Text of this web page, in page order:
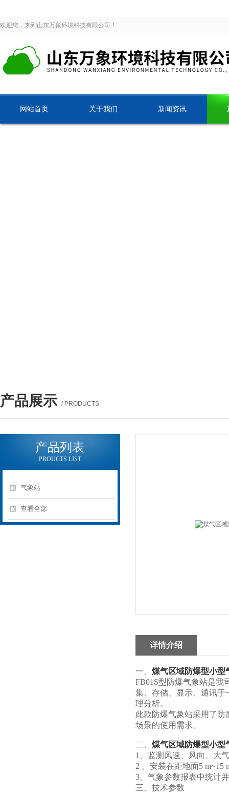
欢迎您，来到山东万象环境科技有限公司！
网站首页 关于我们 新闻资讯
产品展示 / PRODUCTS
产品列表
PROUCTS LIST
气象站
查看全部
详情介绍
一、 煤气区域防爆型小型
FB01S型防爆气象站是我
集、存储、显示、通讯于
理分析。
此款防爆气象站采用了
场景的使用需求。
二、 煤气区域防爆型小型
1、监测风速、风向、大
2 、安装在距地面5
3、气象参数报表中统计
三、技术参数